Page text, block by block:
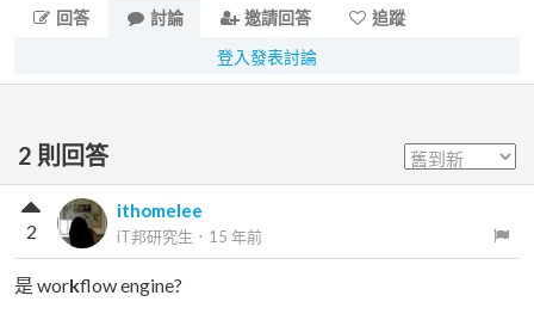
回答
討論 邀請回答
追蹤
登入發表討論
2 則回答
ithomelee
iT邦研究生 ． 15 年前
2
是 workflow engine?